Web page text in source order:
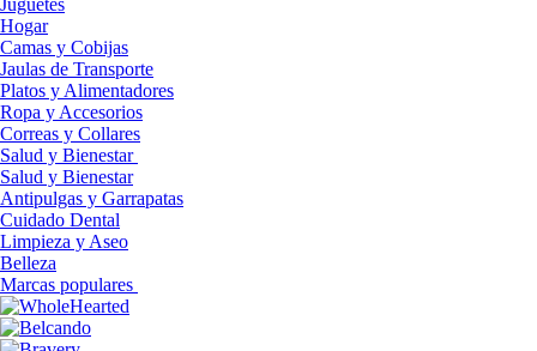
Juguetes
Hogar
Camas y Cobijas
Jaulas de Transporte
Platos y Alimentadores
Ropa y Accesorios
Correas y Collares
Salud y Bienestar
Salud y Bienestar
Antipulgas y Garrapatas
Cuidado Dental
Limpieza y Aseo
Belleza
Marcas populares